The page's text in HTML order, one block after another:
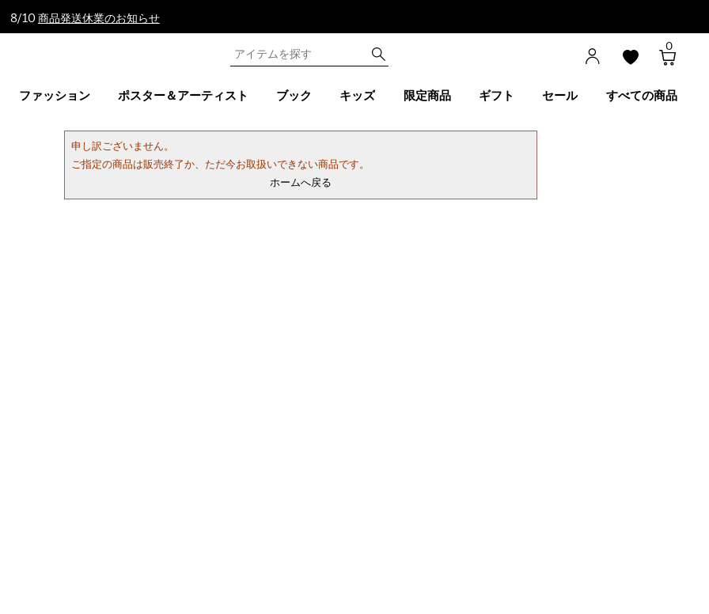
8/10 商品発送休業のお知らせ
0
ファッション ポスター＆アーティスト ブック キッズ 限定商品 ギフト セール すべての商品
申し訳ございません。
ご指定の商品は販売終了か、ただ今お取扱いできない商品です。
ホームへ戻る